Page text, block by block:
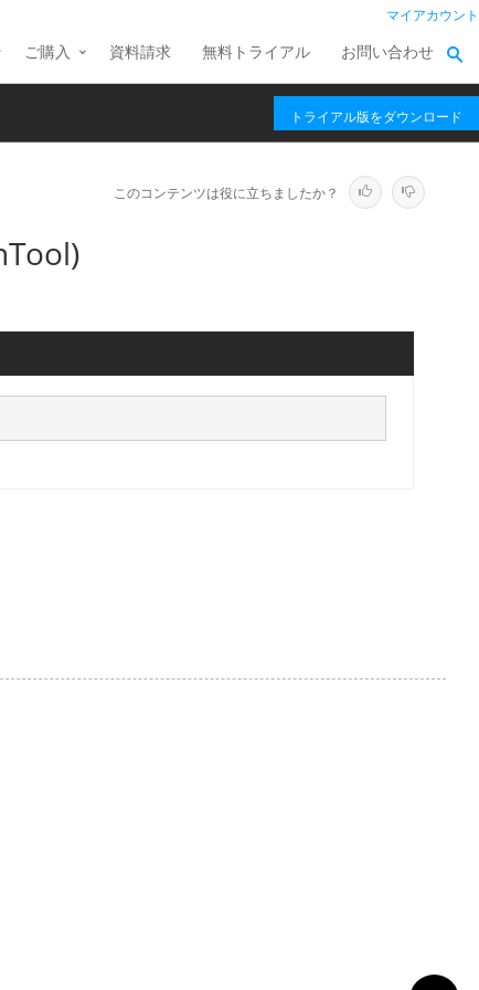
マイアカウント
ご購入 資料請求 無料トライアル お問い合わせ
トライアル版をダウンロード
このコンテンツは役に立ちましたか？